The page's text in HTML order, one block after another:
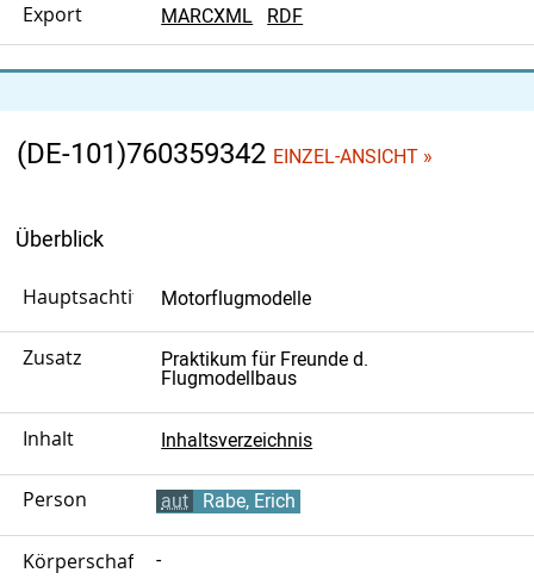
Export MARCXML RDF
(DE-101)760359342 EINZEL-ANSICHT »
Überblick
Hauptsachtitel Motorflugmodelle
Zusatz
Praktikum für Freunde d.
Flugmodellbaus
Inhalt Inhaltsverzeichnis
Person aut Rabe, Erich
Körperschaft -